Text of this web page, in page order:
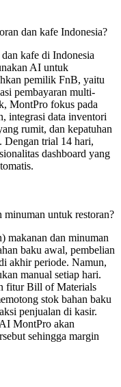
dan kafe Indonesia?
kafe di Indonesia
AI untuk
pemilik FnB, yaitu
pembayaran multi-
MontPro fokus pada
integrasi data inventori
rumit, dan kepatuhan
Dengan trial 14 hari,
dashboard yang
minuman untuk restoran?
makanan dan minuman
baku awal, pembelian
akhir periode. Namun,
manual setiap hari.
fitur Bill of Materials
stok bahan baku
penjualan di kasir.
MontPro akan
sehingga margin